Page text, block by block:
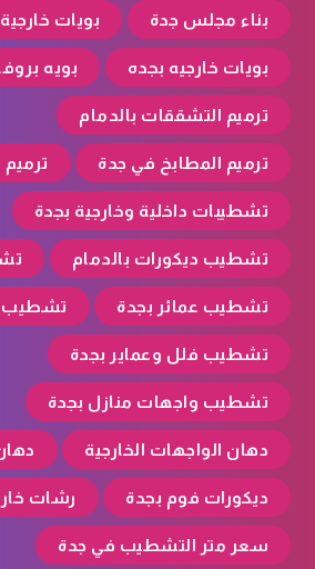
بناء مجلس جدة بويات
بويات خارجيه بجده بويه
ترميم التشققات بالدمام
ترميم المطابخ في جدة
تشطيبات داخلية وخارجية بجدة
تشطيب ديكورات بالدمام
تشطيب عمائر بجدة تشطيب
تشطيب فلل وعماير بجدة
تشطيب واجهات منازل بجدة
دهان الواجهات الخارجية
ديكورات فوم بجدة رشات
سعر متر التشطيب في جدة